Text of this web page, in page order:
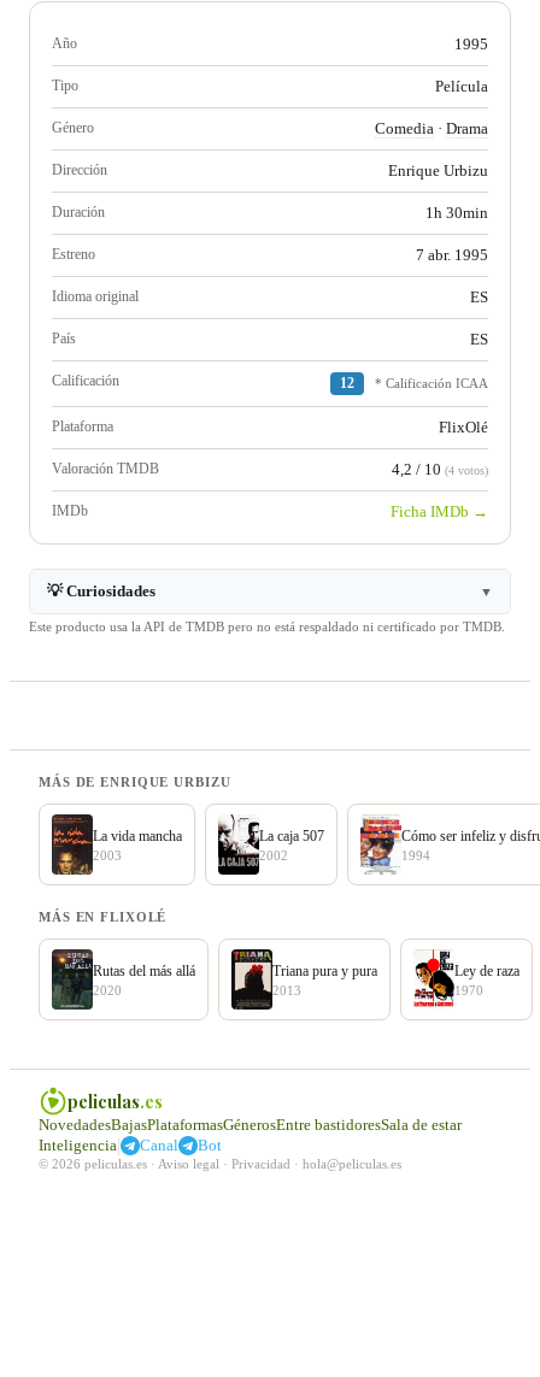
Año 1995
Tipo Película
Género Comedia · Drama
Dirección Enrique Urbizu
Duración 1h 30min
Estreno 7 abr. 1995
Idioma original ES
País ES
Calificación 12 * Calificación ICAA
Plataforma FlixOlé
Valoración TMDB 4,2 / 10 (4 votos)
IMDb Ficha IMDb →
💡 Curiosidades ▼
Este producto usa la API de TMDB pero no está respaldado ni certificado por TMDB.
MÁS DE ENRIQUE URBIZU
La vida mancha
2003
La caja 507
2002
Cómo ser infeliz y
1994
MÁS EN FLIXOLÉ
Rutas del más allá
2020
Triana pura y pura
2013
Ley de raza
1970
peliculas.es
NovedadesBajasPlataformasGénerosEntre bastidoresSala de estar
Inteligencia| Canal Bot
© 2026 peliculas.es · Aviso legal · Privacidad · hola@peliculas.es